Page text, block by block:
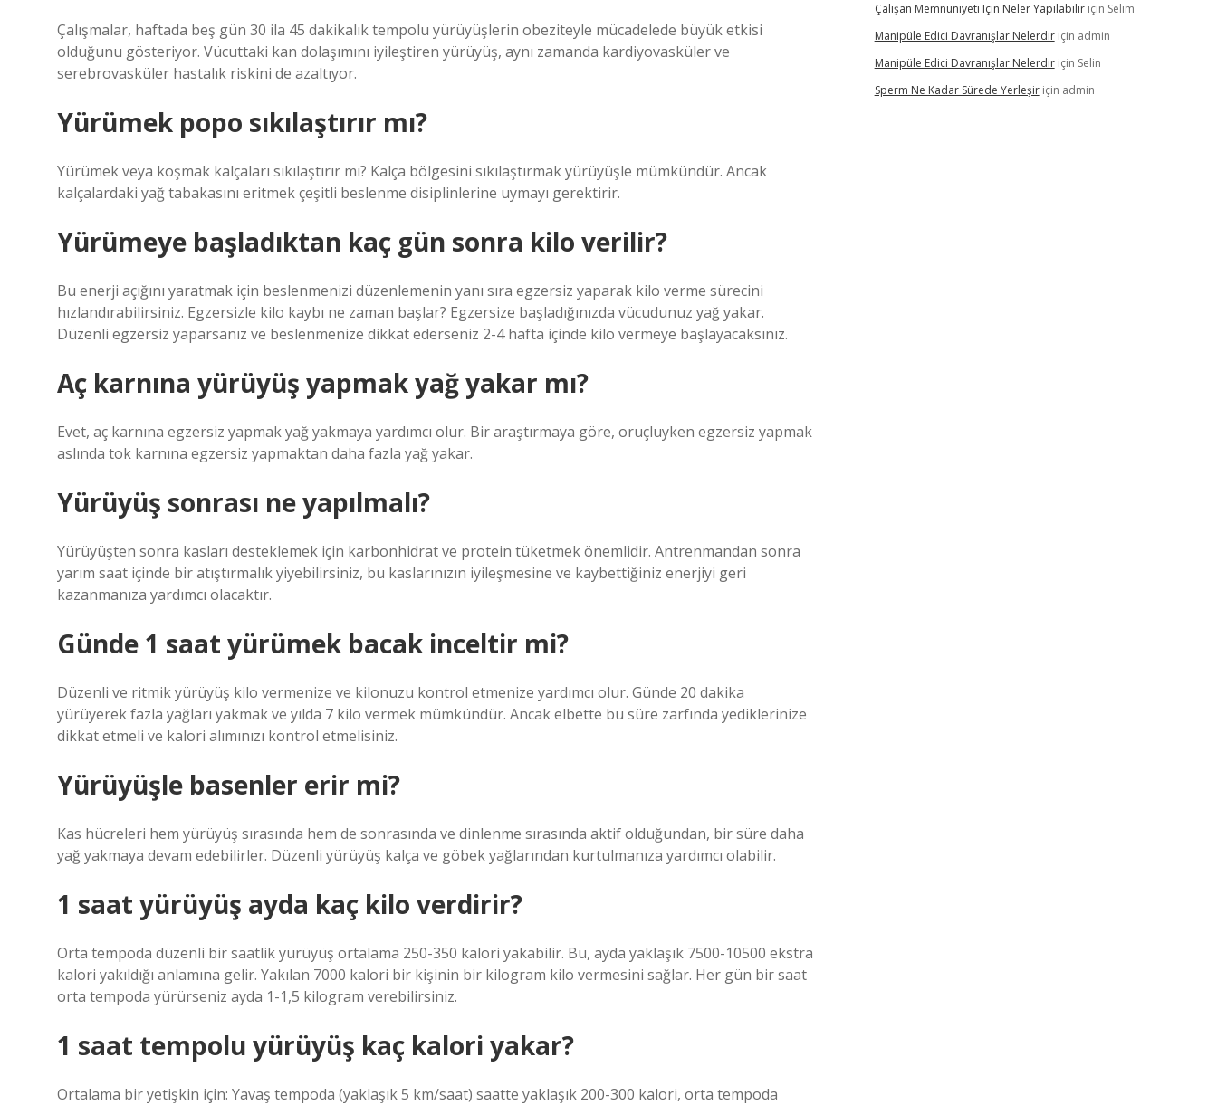
Çalışmalar, haftada beş gün 30 ila 45 dakikalık tempolu yürüyüşlerin obeziteyle mücadelede büyük etkisi
olduğunu gösteriyor. Vücuttaki kan dolaşımını iyileştiren yürüyüş, aynı zamanda kardiyovasküler ve
serebrovasküler hastalık riskini de azaltıyor.
Yürümek popo sıkılaştırır mı?
Yürümek veya koşmak kalçaları sıkılaştırır mı? Kalça bölgesini sıkılaştırmak yürüyüşle mümkündür. Ancak
kalçalardaki yağ tabakasını eritmek çeşitli beslenme disiplinlerine uymayı gerektirir.
Yürümeye başladıktan kaç gün sonra kilo verilir?
Bu enerji açığını yaratmak için beslenmenizi düzenlemenin yanı sıra egzersiz yaparak kilo verme sürecini
hızlandırabilirsiniz. Egzersizle kilo kaybı ne zaman başlar? Egzersize başladığınızda vücudunuz yağ yakar.
Düzenli egzersiz yaparsanız ve beslenmenize dikkat ederseniz 2-4 hafta içinde kilo vermeye başlayacaksınız.
Aç karnına yürüyüş yapmak yağ yakar mı?
Evet, aç karnına egzersiz yapmak yağ yakmaya yardımcı olur. Bir araştırmaya göre, oruçluyken egzersiz yapmak
aslında tok karnına egzersiz yapmaktan daha fazla yağ yakar.
Yürüyüş sonrası ne yapılmalı?
Yürüyüşten sonra kasları desteklemek için karbonhidrat ve protein tüketmek önemlidir. Antrenmandan sonra
yarım saat içinde bir atıştırmalık yiyebilirsiniz, bu kaslarınızın iyileşmesine ve kaybettiğiniz enerjiyi geri
kazanmanıza yardımcı olacaktır.
Günde 1 saat yürümek bacak inceltir mi?
Düzenli ve ritmik yürüyüş kilo vermenize ve kilonuzu kontrol etmenize yardımcı olur. Günde 20 dakika
yürüyerek fazla yağları yakmak ve yılda 7 kilo vermek mümkündür. Ancak elbette bu süre zarfında yediklerinize
dikkat etmeli ve kalori alımınızı kontrol etmelisiniz.
Yürüyüşle basenler erir mi?
Kas hücreleri hem yürüyüş sırasında hem de sonrasında ve dinlenme sırasında aktif olduğundan, bir süre daha
yağ yakmaya devam edebilirler. Düzenli yürüyüş kalça ve göbek yağlarından kurtulmanıza yardımcı olabilir.
1 saat yürüyüş ayda kaç kilo verdirir?
Orta tempoda düzenli bir saatlik yürüyüş ortalama 250-350 kalori yakabilir. Bu, ayda yaklaşık 7500-10500 ekstra
kalori yakıldığı anlamına gelir. Yakılan 7000 kalori bir kişinin bir kilogram kilo vermesini sağlar. Her gün bir saat
orta tempoda yürürseniz ayda 1-1,5 kilogram verebilirsiniz.
1 saat tempolu yürüyüş kaç kalori yakar?
Ortalama bir yetişkin için: Yavaş tempoda (yaklaşık 5 km/saat) saatte yaklaşık 200-300 kalori, orta tempoda
Çalışan Memnuniyeti Için Neler Yapılabiliriçin Selim
Manipüle Edici Davranışlar Nelerdiriçin admin
Manipüle Edici Davranışlar Nelerdiriçin Selin
Sperm Ne Kadar Sürede Yerleşiriçin admin